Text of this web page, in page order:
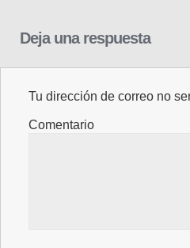
Deja una respuesta
Tu dirección de correo no
Comentario